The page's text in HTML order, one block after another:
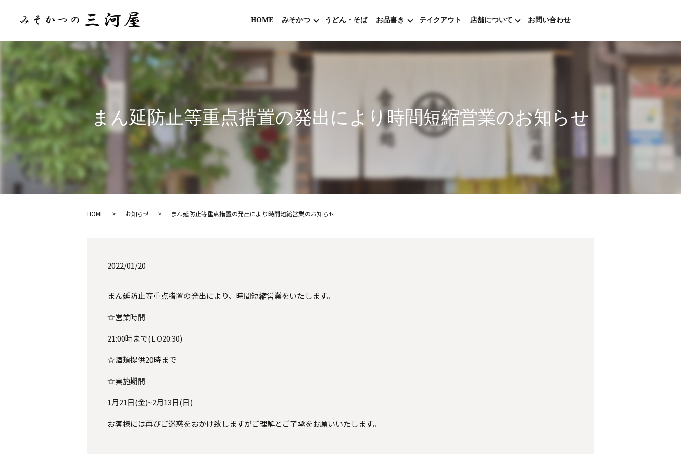
HOME みそかつ うどん・そば お品書き テイクアウト 店舗について お問い合わせ
まん延防止等重点措置の発出により時間短縮営業のお知らせ
HOME お知らせ まん延防止等重点措置の発出により時間短縮営業のお知らせ
2022/01/20
まん延防止等重点措置の発出により、時間短縮営業をいたします。
☆営業時間
21:00時まで(L.O20:30)
☆酒類提供20時まで
☆実施期間
1月21日(金)~2月13日(日)
お客様には再びご迷惑をおかけ致しますがご理解とご了承をお願いいたします。